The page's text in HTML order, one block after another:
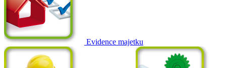
Evidence majetku